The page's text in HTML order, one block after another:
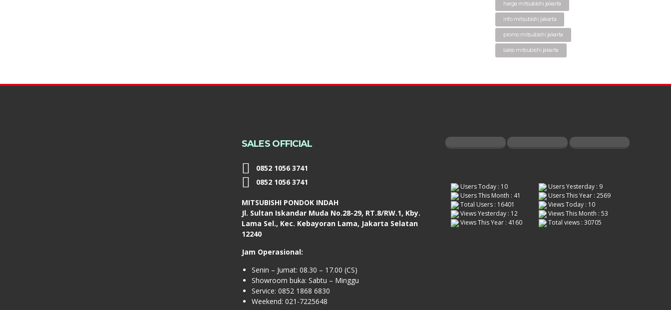
harga mitsubishi jakarta
info mitsubishi jakarta
promo mitsubishi jakarta
sales mitsubishi jakarta
SALES OFFICIAL
0852 1056 3741
0852 1056 3741
MITSUBISHI PONDOK INDAH
Jl. Sultan Iskandar Muda No.28-29, RT.8/RW.1, Kby.
Lama Sel., Kec. Kebayoran Lama, Jakarta Selatan
12240
Jam Operasional:
Senin – Jumat: 08.30 – 17.00 (CS)
Showroom buka: Sabtu – Minggu
Service: 0852 1868 6830
Weekend: 021-7225648
Users Today : 10
Users Yesterday : 9
Users This Month : 41
Users This Year : 2569
Total Users : 16401
Views Today : 10
Views Yesterday : 12
Views This Month : 53
Views This Year : 4160
Total views : 30705